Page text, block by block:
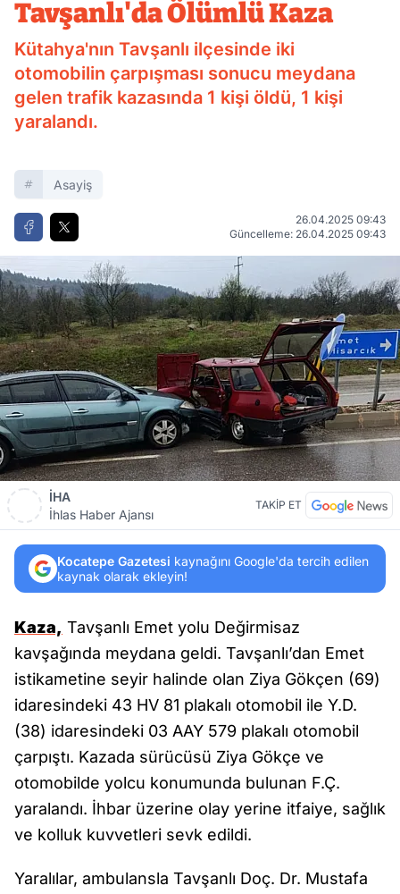
Tavşanlı'da Ölümlü Kaza
Kütahya'nın Tavşanlı ilçesinde iki
otomobilin çarpışması sonucu meydana
gelen trafik kazasında 1 kişi öldü, 1 kişi
yaralandı.
Asayiş
26.04.2025 09:43
Güncelleme: 26.04.2025 09:43
İHA
İhlas Haber Ajansı
TAKİP ET
Kocatepe Gazetesi kaynağını Google'da tercih edilen
kaynak olarak ekleyin!
Kaza, Tavşanlı Emet yolu Değirmisaz
kavşağında meydana geldi. Tavşanlı’dan Emet
istikametine seyir halinde olan Ziya Gökçen (69)
idaresindeki 43 HV 81 plakalı otomobil ile Y.D.
(38) idaresindeki 03 AAY 579 plakalı otomobil
çarpıştı. Kazada sürücüsü Ziya Gökçe ve
otomobilde yolcu konumunda bulunan F.Ç.
yaralandı. İhbar üzerine olay yerine itfaiye, sağlık
ve kolluk kuvvetleri sevk edildi.
Yaralılar, ambulansla Tavşanlı Doç. Dr. Mustafa